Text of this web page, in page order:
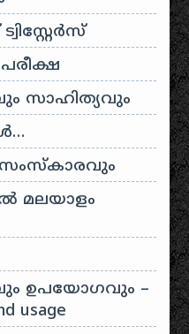
സാഹിത്യവും
മലയാളം
ഉപയോഗവും –
usage